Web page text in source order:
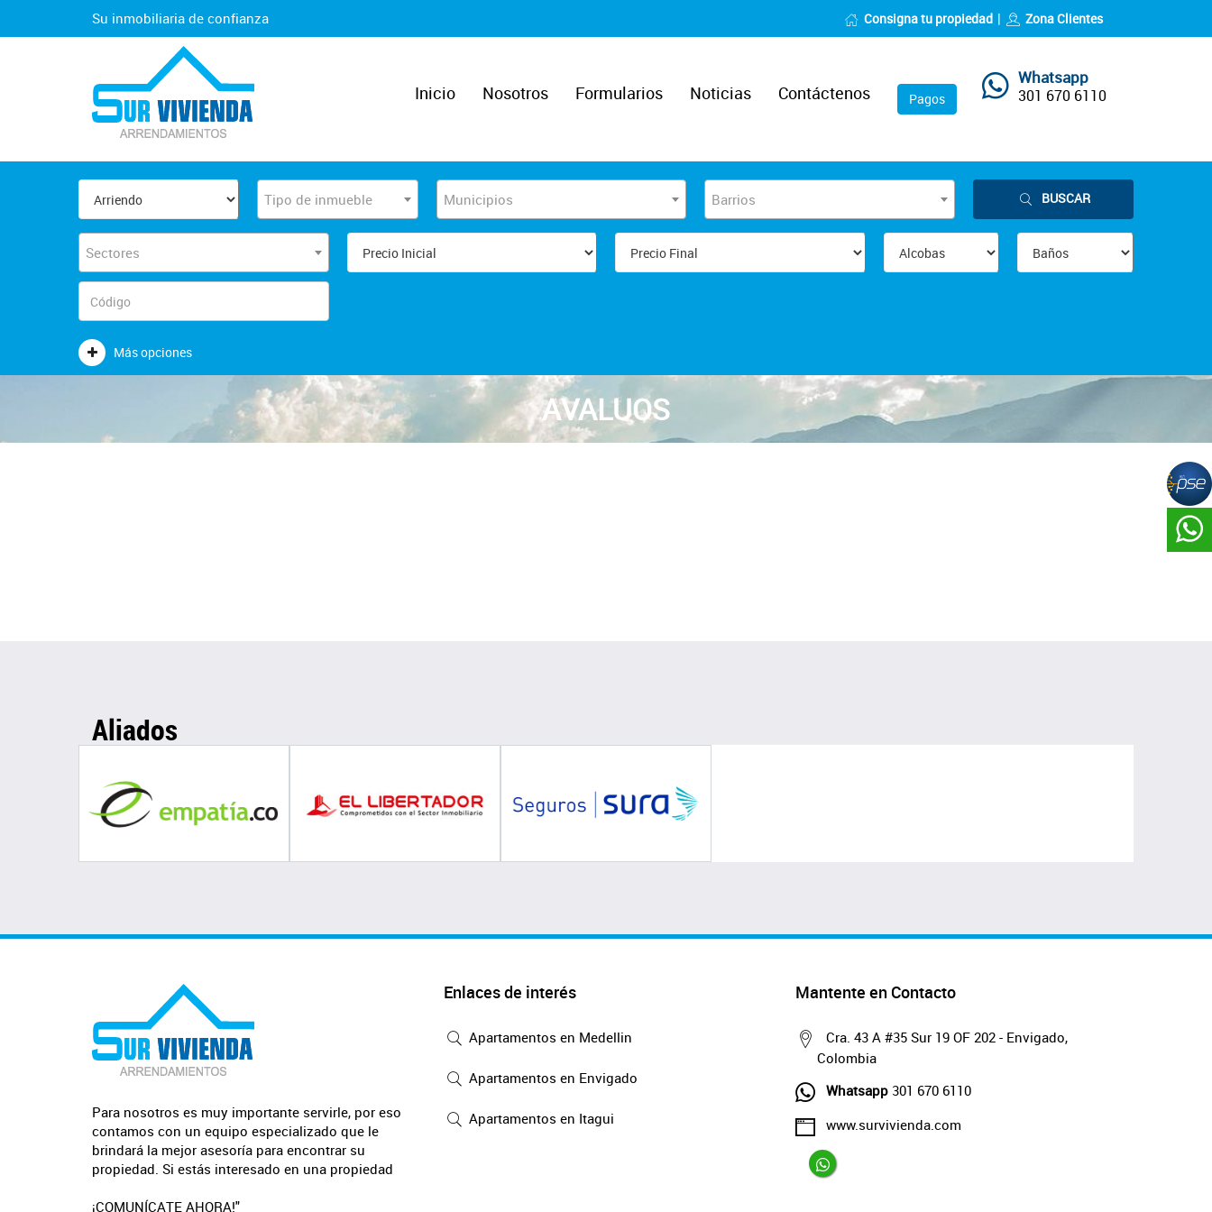
Su inmobiliaria de confianza Consigna tu propiedad Zona Clientes
Whatsapp
301 670 6110
Inicio Nosotros Formularios Noticias Contáctenos Pagos
Tipo de inmueble Municipios Barrios BUSCAR
Sectores
Más opciones
AVALUOS
Aliados
Para nosotros es muy importante servirle, por eso
contamos con un equipo especializado que le
brindará la mejor asesoría para encontrar su
propiedad. Si estás interesado en una propiedad
¡COMUNÍCATE AHORA!"
Enlaces de interés
Apartamentos en Medellin
Apartamentos en Envigado
Apartamentos en Itagui
Mantente en Contacto
Cra. 43 A #35 Sur 19 OF 202 - Envigado,
Colombia
Whatsapp 301 670 6110
www.survivienda.com